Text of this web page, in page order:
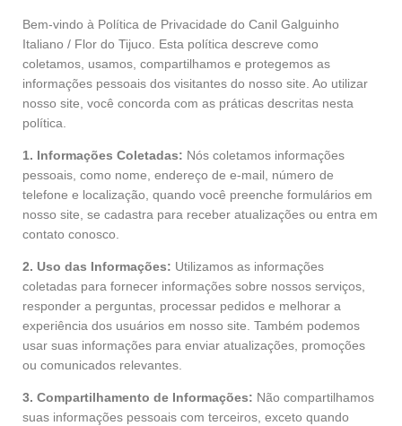
Bem-vindo à Política de Privacidade do Canil Galguinho
Italiano / Flor do Tijuco. Esta política descreve como
coletamos, usamos, compartilhamos e protegemos as
informações pessoais dos visitantes do nosso site. Ao utilizar
nosso site, você concorda com as práticas descritas nesta
política.
1. Informações Coletadas: Nós coletamos informações
pessoais, como nome, endereço de e-mail, número de
telefone e localização, quando você preenche formulários em
nosso site, se cadastra para receber atualizações ou entra em
contato conosco.
2. Uso das Informações: Utilizamos as informações
coletadas para fornecer informações sobre nossos serviços,
responder a perguntas, processar pedidos e melhorar a
experiência dos usuários em nosso site. Também podemos
usar suas informações para enviar atualizações, promoções
ou comunicados relevantes.
3. Compartilhamento de Informações: Não compartilhamos
suas informações pessoais com terceiros, exceto quando